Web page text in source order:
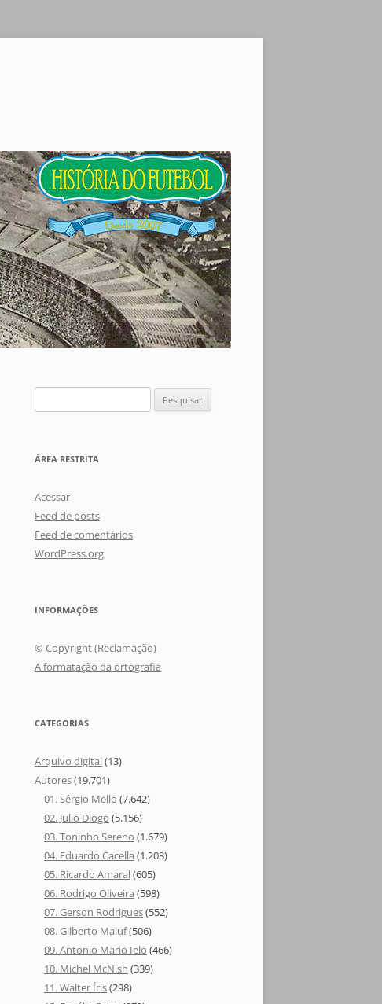
por:
ÁREA RESTRITA
Acessar
Feed de posts
Feed de comentários
WordPress.org
INFORMAÇÕES
© Copyright (Reclamação)
A formatação da ortografia
CATEGORIAS
Arquivo digital(13)
Autores(19.701)
01. Sérgio Mello (7.642)
02. Julio Diogo (5.156)
03. Toninho Sereno (1.679)
04. Eduardo Cacella (1.203)
05. Ricardo Amaral(605)
06. Rodrigo Oliveira (598)
07. Gerson Rodrigues(552)
08. Gilberto Maluf(506)
09. Antonio Mario Ielo (466)
10. Michel McNish (339)
11. Walter Íris(298)